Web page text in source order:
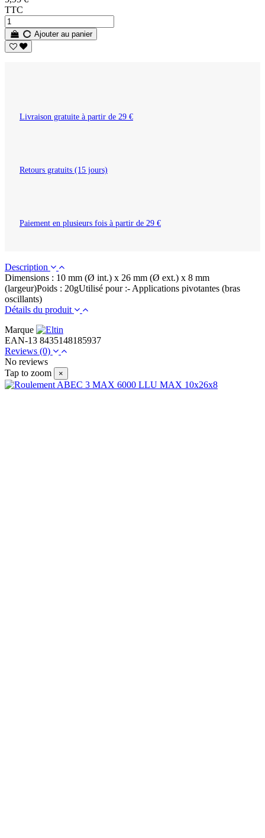
TTC
Ajouter au panier
Livraison gratuite à partir de 29 €
Retours gratuits (15 jours)
Paiement en plusieurs fois à partir de 29 €
Description
Dimensions : 10 mm (Ø int.) x 26 mm (Ø ext.) x 8 mm
(largeur)Poids : 20gUtilisé pour :- Applications pivotantes (bras
oscillants)
Détails du produit
Marque
EAN-13 8435148185937
Reviews (0)
No reviews
Tap to zoom
×